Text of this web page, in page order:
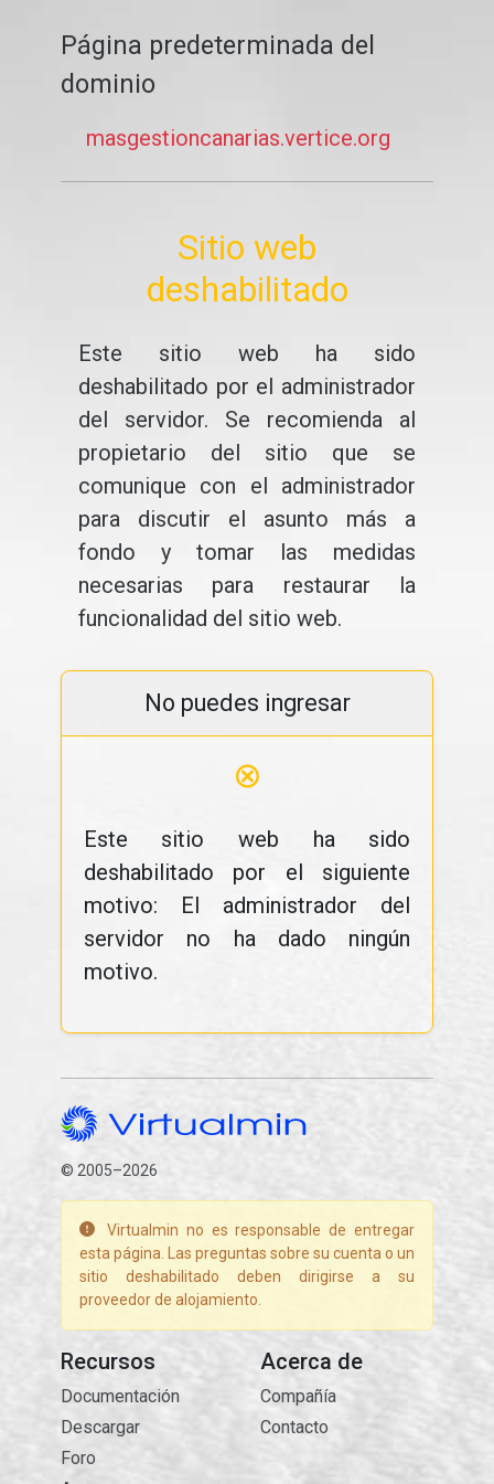
Página predeterminada del
dominio
masgestioncanarias.vertice.org
Sitio web
deshabilitado
Este sitio web ha sido
deshabilitado por el administrador
del servidor. Se recomienda al
propietario del sitio que se
comunique con el administrador
para discutir el asunto más a
fondo y tomar las medidas
necesarias para restaurar la
funcionalidad del sitio web.
No puedes ingresar
⊗
Este sitio web ha sido
deshabilitado por el siguiente
motivo: El administrador del
servidor no ha dado ningún
motivo.
© 2005–2026
Virtualmin no es responsable de entregar
esta página. Las preguntas sobre su cuenta o un
sitio deshabilitado deben dirigirse a su
proveedor de alojamiento.
Recursos
Documentación
Descargar
Foro
Acerca de
Compañía
Contacto